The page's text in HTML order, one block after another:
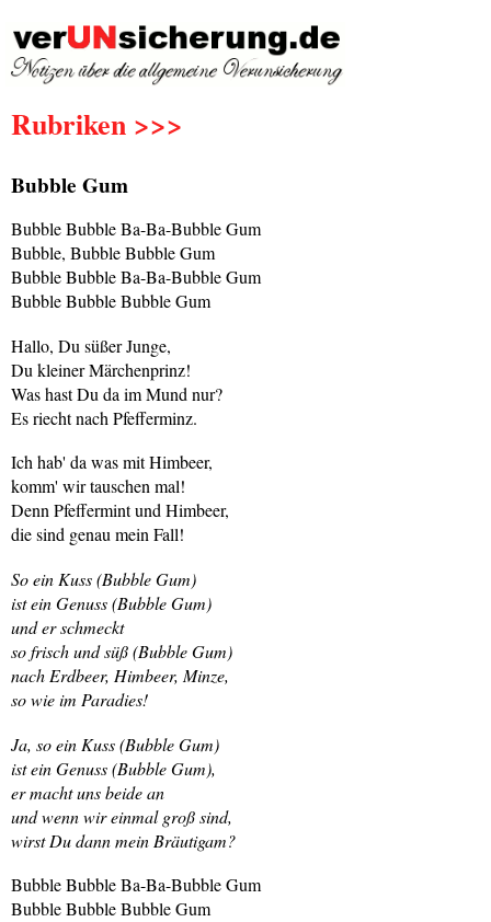
Rubriken >>>
Bubble Gum
Bubble Bubble Ba-Ba-Bubble Gum
Bubble, Bubble Bubble Gum
Bubble Bubble Ba-Ba-Bubble Gum
Bubble Bubble Bubble Gum
Hallo, Du süßer Junge,
Du kleiner Märchenprinz!
Was hast Du da im Mund nur?
Es riecht nach Pfefferminz.
Ich hab' da was mit Himbeer,
komm' wir tauschen mal!
Denn Pfeffermint und Himbeer,
die sind genau mein Fall!
So ein Kuss (Bubble Gum)
ist ein Genuss (Bubble Gum)
und er schmeckt
so frisch und süß (Bubble Gum)
nach Erdbeer, Himbeer, Minze,
so wie im Paradies!
Ja, so ein Kuss (Bubble Gum)
ist ein Genuss (Bubble Gum),
er macht uns beide an
und wenn wir einmal groß sind,
wirst Du dann mein Bräutigam?
Bubble Bubble Ba-Ba-Bubble Gum
Bubble Bubble Bubble Gum